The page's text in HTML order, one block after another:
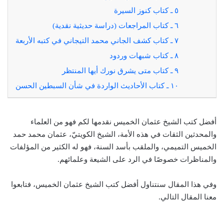
٥ ـ كتاب كنوز السيرة
٦ ـ كتاب المراجعات (دراسة حديثية نقدية)
٧ ـ كتاب كشف الجاني محمد التيجاني في كتبه الأربعة
٨ ـ كتاب شبهات وردود
٩ ـ كتاب متى يشرق نورك أيها المنتظر
١٠ ـ كتاب الأحاديث الواردة في شأن السبطين الحسن
أفضل كتب الشيخ عثمان الخميس نقدمها لكم فهو من العلماء
والمحدثين الثقات في هذه الأمة، الشيخ الكويتيّ، عثمان محمد حمد
الخميس التميمي، والملقب بأسد السنة، فهو له الكثير من المؤلفات
والمناظرات خصوصًا في الرد على الشيعة وعلمائهم.
وفي هذا المقال سنتناول أفضل كتب الشيخ عثمان الخميس، فتابعوا
معنا المقال التالي.